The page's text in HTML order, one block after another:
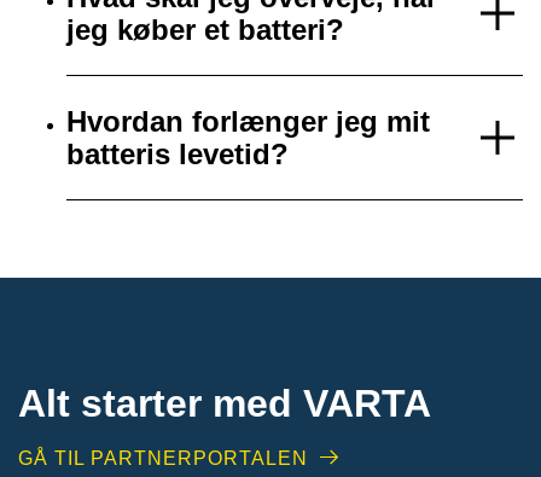
jeg køber et batteri?
Hvordan forlænger jeg mit
batteris levetid?
Alt starter med VARTA​
GÅ TIL PARTNERPORTALEN